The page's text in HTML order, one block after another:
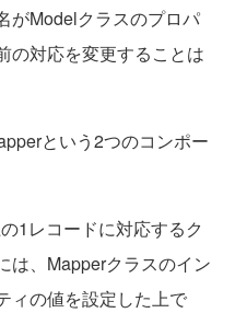
がModelクラスのプロパ
の対応を変更することは
という2つのコンポー
1レコードに対応するク
は、Mapperクラスのイン
ィの値を設定した上で